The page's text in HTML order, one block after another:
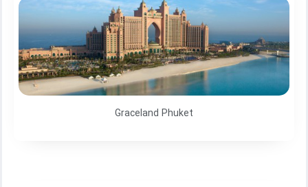
Graceland Phuket